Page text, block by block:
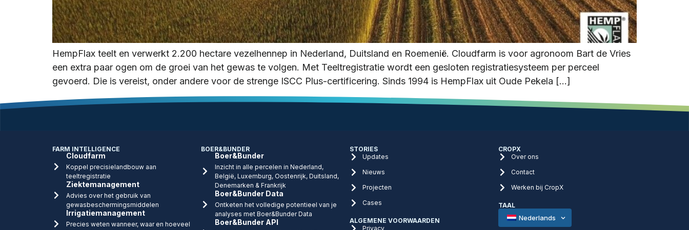
HempFlax teelt en verwerkt 2.200 hectare vezelhennep in Nederland, Duitsland en Roemenië. Cloudfarm is voor agronoom Bart de Vries
een extra paar ogen om de groei van het gewas te volgen. Met Teeltregistratie wordt een gesloten registratiesysteem per perceel
gevoerd. Die is vereist, onder andere voor de strenge ISCC Plus-certificering. Sinds 1994 is HempFlax uit Oude Pekela […]
FARM INTELLIGENCE
Cloudfarm
Koppel precisielandbouw aan
teeltregistratie
Ziektemanagement
Advies over het gebruik van
gewasbeschermingsmiddelen
Irrigatiemanagement
Precies weten wanneer, waar en hoeveel
BOER&BUNDER
Boer&Bunder
Inzicht in alle percelen in Nederland,
België, Luxemburg, Oostenrijk, Duitsland,
Denemarken & Frankrijk
Boer&Bunder Data
Ontketen het volledige potentieel van je
analyses met Boer&Bunder Data
Boer&Bunder API
STORIES
Updates
Nieuws
Projecten
Cases
ALGEMENE VOORWAARDEN
Privacy
CROPX
Over ons
Contact
Werken bij CropX
TAAL
Nederlands